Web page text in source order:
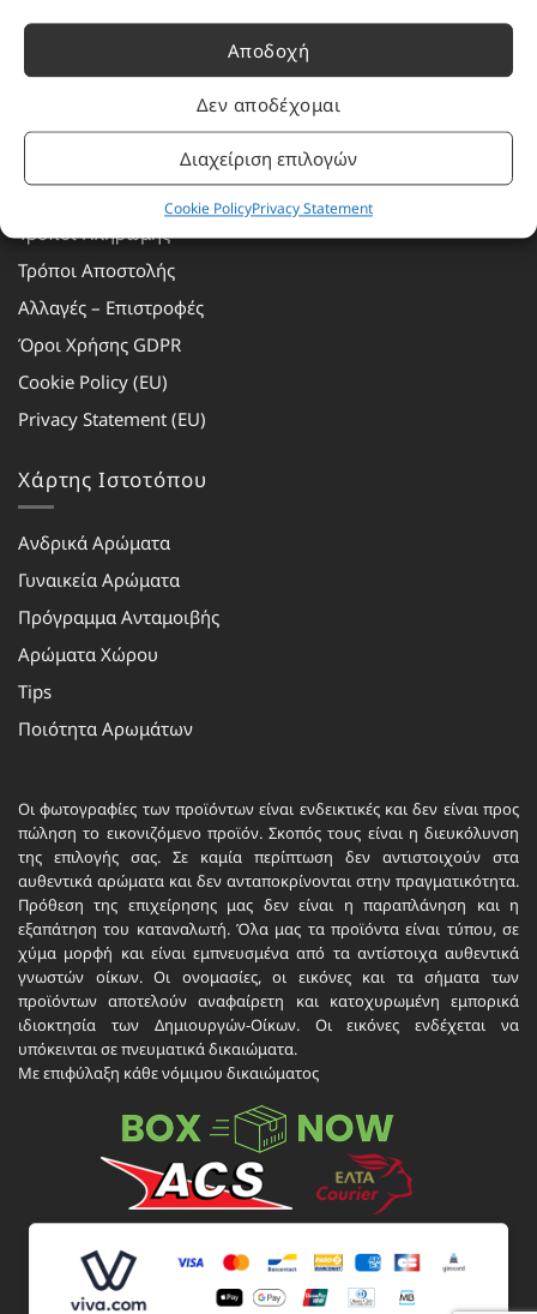
Αποδοχή
Δεν αποδέχομαι
Διαχείριση επιλογών
Cookie PolicyPrivacy Statement
Πρόγραμμα Ανταμοιβής
Τρόποι Πληρωμής
Τρόποι Αποστολής
Αλλαγές – Επιστροφές
Όροι Χρήσης GDPR
Cookie Policy (EU)
Privacy Statement (EU)
Χάρτης Ιστοτόπου
Ανδρικά Αρώματα
Γυναικεία Αρώματα
Πρόγραμμα Ανταμοιβής
Αρώματα Χώρου
Tips
Ποιότητα Αρωμάτων
Οι φωτογραφίες των προϊόντων είναι ενδεικτικές και δεν είναι προς
πώληση το εικονιζόμενο προϊόν. Σκοπός τους είναι η διευκόλυνση
της επιλογής σας. Σε καμία περίπτωση δεν αντιστοιχούν στα
αυθεντικά αρώματα και δεν ανταποκρίνονται στην πραγματικότητα.
Πρόθεση της επιχείρησης μας δεν είναι η παραπλάνηση και η
εξαπάτηση του καταναλωτή. Όλα μας τα προϊόντα είναι τύπου, σε
χύμα μορφή και είναι εμπνευσμένα από τα αντίστοιχα αυθεντικά
γνωστών οίκων. Οι ονομασίες, οι εικόνες και τα σήματα των
προϊόντων αποτελούν αναφαίρετη και κατοχυρωμένη εμπορικά
ιδιοκτησία των Δημιουργών-Οίκων. Οι εικόνες ενδέχεται να
υπόκεινται σε πνευματικά δικαιώματα.
Με επιφύλαξη κάθε νόμιμου δικαιώματος